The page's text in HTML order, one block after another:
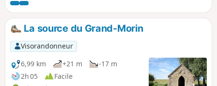
Aube.Vous apprécierez les nuances des ocres, des marrons
et des jaunes des terres cultivées et des verts des vaux
boisés et ombreux.
La source du Grand-Morin
Visorandonneur
6,99 km
+21 m
-17 m
2h 05
Facile